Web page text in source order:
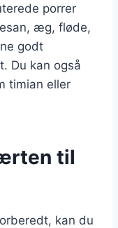
porrer
æg, fløde,
godt
Du kan også
timian eller
til
kan du